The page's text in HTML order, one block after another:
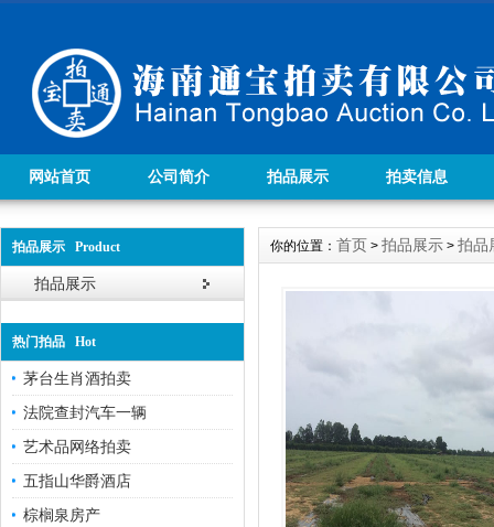
网站首页 公司简介 拍品展示 拍卖信息
拍品展示 Product
拍品展示
热门拍品 Hot
茅台生肖酒拍卖
法院查封汽车一辆
艺术品网络拍卖
五指山华爵酒店
棕榈泉房产
你的位置： 首页 > 拍品展示 > 拍品